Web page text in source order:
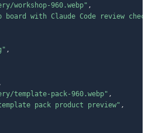
workshop-960.webp" ,
board with Claude Code review
,
template-pack-960.webp" ,
pack product preview" ,